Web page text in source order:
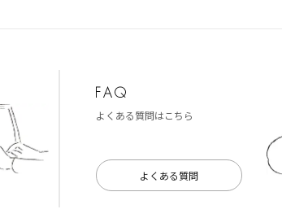
よくある質問はこちら
よくある質問